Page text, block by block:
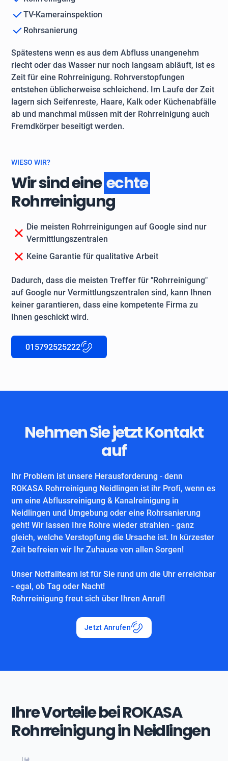
TV-Kamerainspektion
Rohrsanierung
Spätestens wenn es aus dem Abfluss unangenehm
riecht oder das Wasser nur noch langsam abläuft, ist es
Zeit für eine Rohrreinigung. Rohrverstopfungen
entstehen üblicherweise schleichend. Im Laufe der Zeit
lagern sich Seifenreste, Haare, Kalk oder Küchenabfälle
ab und manchmal müssen mit der Rohrreinigung auch
Fremdkörper beseitigt werden.
WIESO WIR?
Wir sind eineechte
Rohrreinigung
Die meisten Rohrreinigungen auf Google sind nur
Vermittlungszentralen
Keine Garantie für qualitative Arbeit
Dadurch, dass die meisten Treffer für "Rohrreinigung"
auf Google nur Vermittlungszentralen sind, kann Ihnen
keiner garantieren, dass eine kompetente Firma zu
Ihnen geschickt wird.
015792525222
Nehmen Sie jetzt Kontakt
auf
Ihr Problem ist unsere Herausforderung - denn
ROKASA Rohrreinigung Neidlingen ist ihr Profi, wenn es
um eine Abflussreinigung & Kanalreinigung in
Neidlingen und Umgebung oder eine Rohrsanierung
geht! Wir lassen Ihre Rohre wieder strahlen - ganz
gleich, welche Verstopfung die Ursache ist. In kürzester
Zeit befreien wir Ihr Zuhause von allen Sorgen!
Unser Notfallteam ist für Sie rund um die Uhr erreichbar
- egal, ob Tag oder Nacht!
Rohrreinigung freut sich über Ihren Anruf!
Jetzt Anrufen
Ihre Vorteile bei ROKASA
Rohrreinigung in Neidlingen